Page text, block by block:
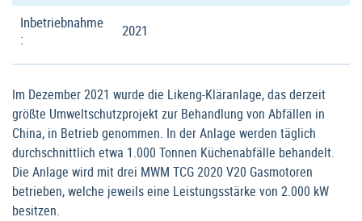
Inbetriebnahme
:
2021
Im Dezember 2021 wurde die Likeng-Kläranlage, das derzeit
größte Umweltschutzprojekt zur Behandlung von Abfällen in
China, in Betrieb genommen. In der Anlage werden täglich
durchschnittlich etwa 1.000 Tonnen Küchenabfälle behandelt.
Die Anlage wird mit drei MWM TCG 2020 V20 Gasmotoren
betrieben, welche jeweils eine Leistungsstärke von 2.000 kW
besitzen.